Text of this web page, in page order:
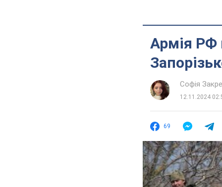
Армія РФ
Софія
12.11.2024
69